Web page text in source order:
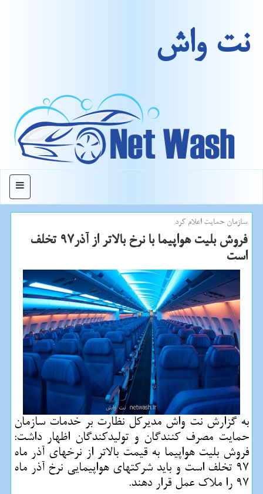
نت واش
منو
سازمان حمایت اعلام كرد
فروش بلیت هواپیما با نرخ بالاتر از آذر97 تخلف
است
به گزارش نت واش مدیركل نظارت بر خدمات سازمان
حمایت مصرف كنندگان و تولیدكندگان اظهار داشت:
فروش بلیت هواپیما به قیمت بالاتر از نرخهای آذر ماه
97 تخلف است و باید شركتهای هواپیمایی نرخ آذر ماه
97 را ملاك عمل قرار دهند.